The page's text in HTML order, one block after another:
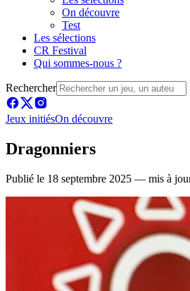
On découvre
Test
Les sélections
CR Festival
Qui sommes-nous ?
Rechercher
Jeux initiésOn découvre
Dragonniers
Publié le 18 septembre 2025 — mis à